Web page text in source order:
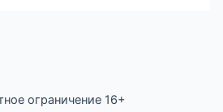
ограничение 16+